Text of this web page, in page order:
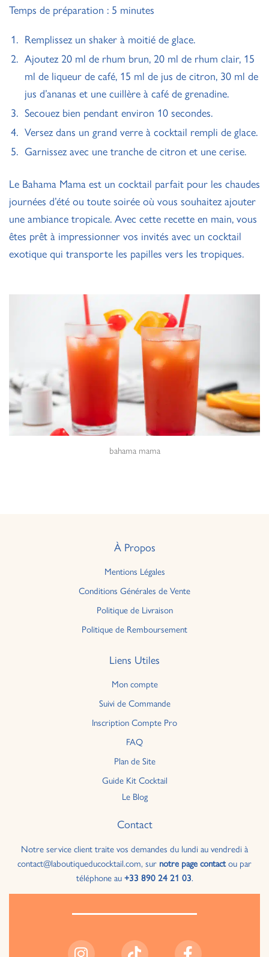
Temps de préparation : 5 minutes
Remplissez un shaker à moitié de glace.
Ajoutez 20 ml de rhum brun, 20 ml de rhum clair, 15
ml de liqueur de café, 15 ml de jus de citron, 30 ml de
jus d’ananas et une cuillère à café de grenadine.
Secouez bien pendant environ 10 secondes.
Versez dans un grand verre à cocktail rempli de glace.
Garnissez avec une tranche de citron et une cerise.
Le Bahama Mama est un cocktail parfait pour les chaudes
journées d’été ou toute soirée où vous souhaitez ajouter
une ambiance tropicale. Avec cette recette en main, vous
êtes prêt à impressionner vos invités avec un cocktail
exotique qui transporte les papilles vers les tropiques.
bahama mama
À Propos
Mentions Légales
Conditions Générales de Vente
Politique de Livraison
Politique de Remboursement
Liens Utiles
Mon compte
Suivi de Commande
Inscription Compte Pro
FAQ
Plan de Site
Guide Kit Cocktail
Le Blog
Contact
Notre service client traite vos demandes du lundi au vendredi à
contact@laboutiqueducocktail.com, sur notre page contactou par
téléphone au+33 890 24 21 03.